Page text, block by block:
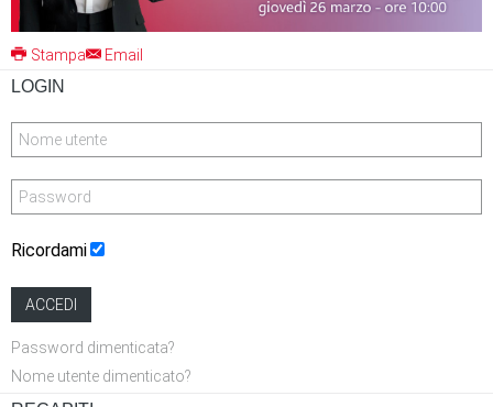
Stampa Email
LOGIN
Ricordami
ACCEDI
Password dimenticata?
Nome utente dimenticato?